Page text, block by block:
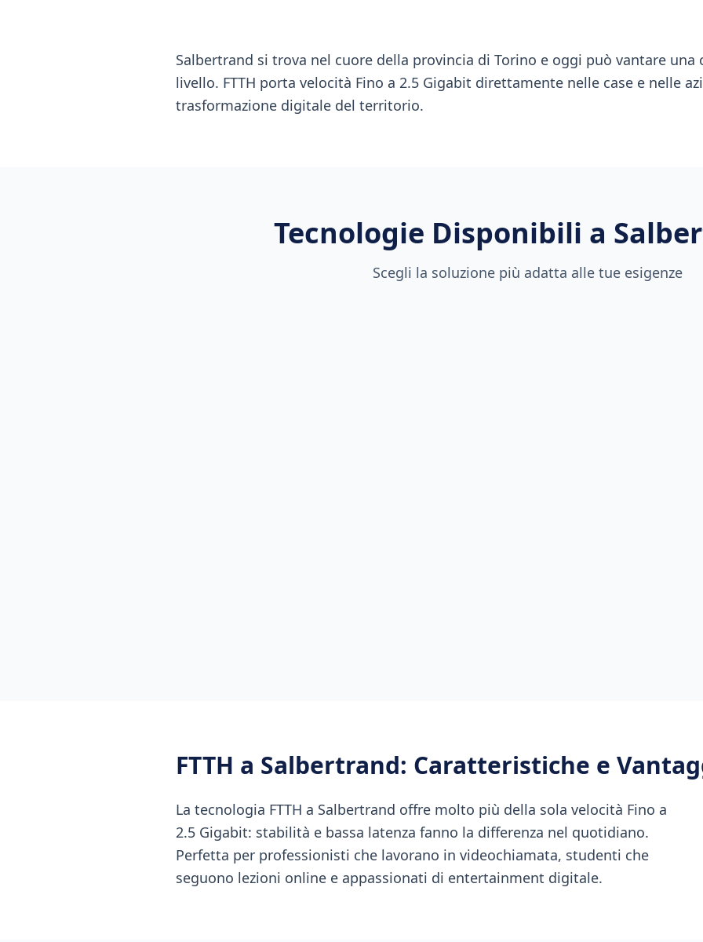
Salbertrand si trova nel cuore della provincia di Torino e oggi può vantare
livello. FTTH porta velocità Fino a 2.5 Gigabit direttamente nelle case e nelle
trasformazione digitale del territorio.
Tecnologie Disponibili a
Scegli la soluzione più adatta alle tue esigenze
FTTH a Salbertrand: Caratteristiche e
La tecnologia FTTH a Salbertrand offre molto più della sola velocità Fino a
2.5 Gigabit: stabilità e bassa latenza fanno la differenza nel quotidiano.
Perfetta per professionisti che lavorano in videochiamata, studenti che
seguono lezioni online e appassionati di entertainment digitale.